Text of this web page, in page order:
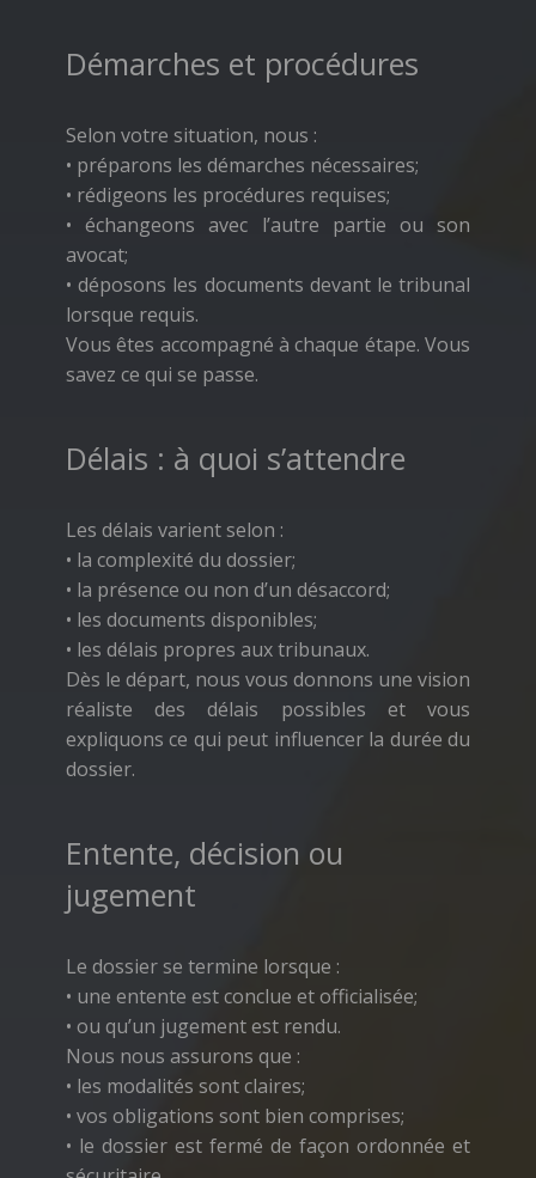
Démarches et procédures
Selon votre situation, nous :
• préparons les démarches nécessaires;
• rédigeons les procédures requises;
• échangeons avec l’autre partie ou son
avocat;
• déposons les documents devant le tribunal
lorsque requis.
Vous êtes accompagné à chaque étape. Vous
savez ce qui se passe.
Délais : à quoi s’attendre
Les délais varient selon :
• la complexité du dossier;
• la présence ou non d’un désaccord;
• les documents disponibles;
• les délais propres aux tribunaux.
Dès le départ, nous vous donnons une vision
réaliste des délais possibles et vous
expliquons ce qui peut influencer la durée du
dossier.
Entente, décision ou
jugement
Le dossier se termine lorsque :
• une entente est conclue et officialisée;
• ou qu’un jugement est rendu.
Nous nous assurons que :
• les modalités sont claires;
• vos obligations sont bien comprises;
• le dossier est fermé de façon ordonnée et